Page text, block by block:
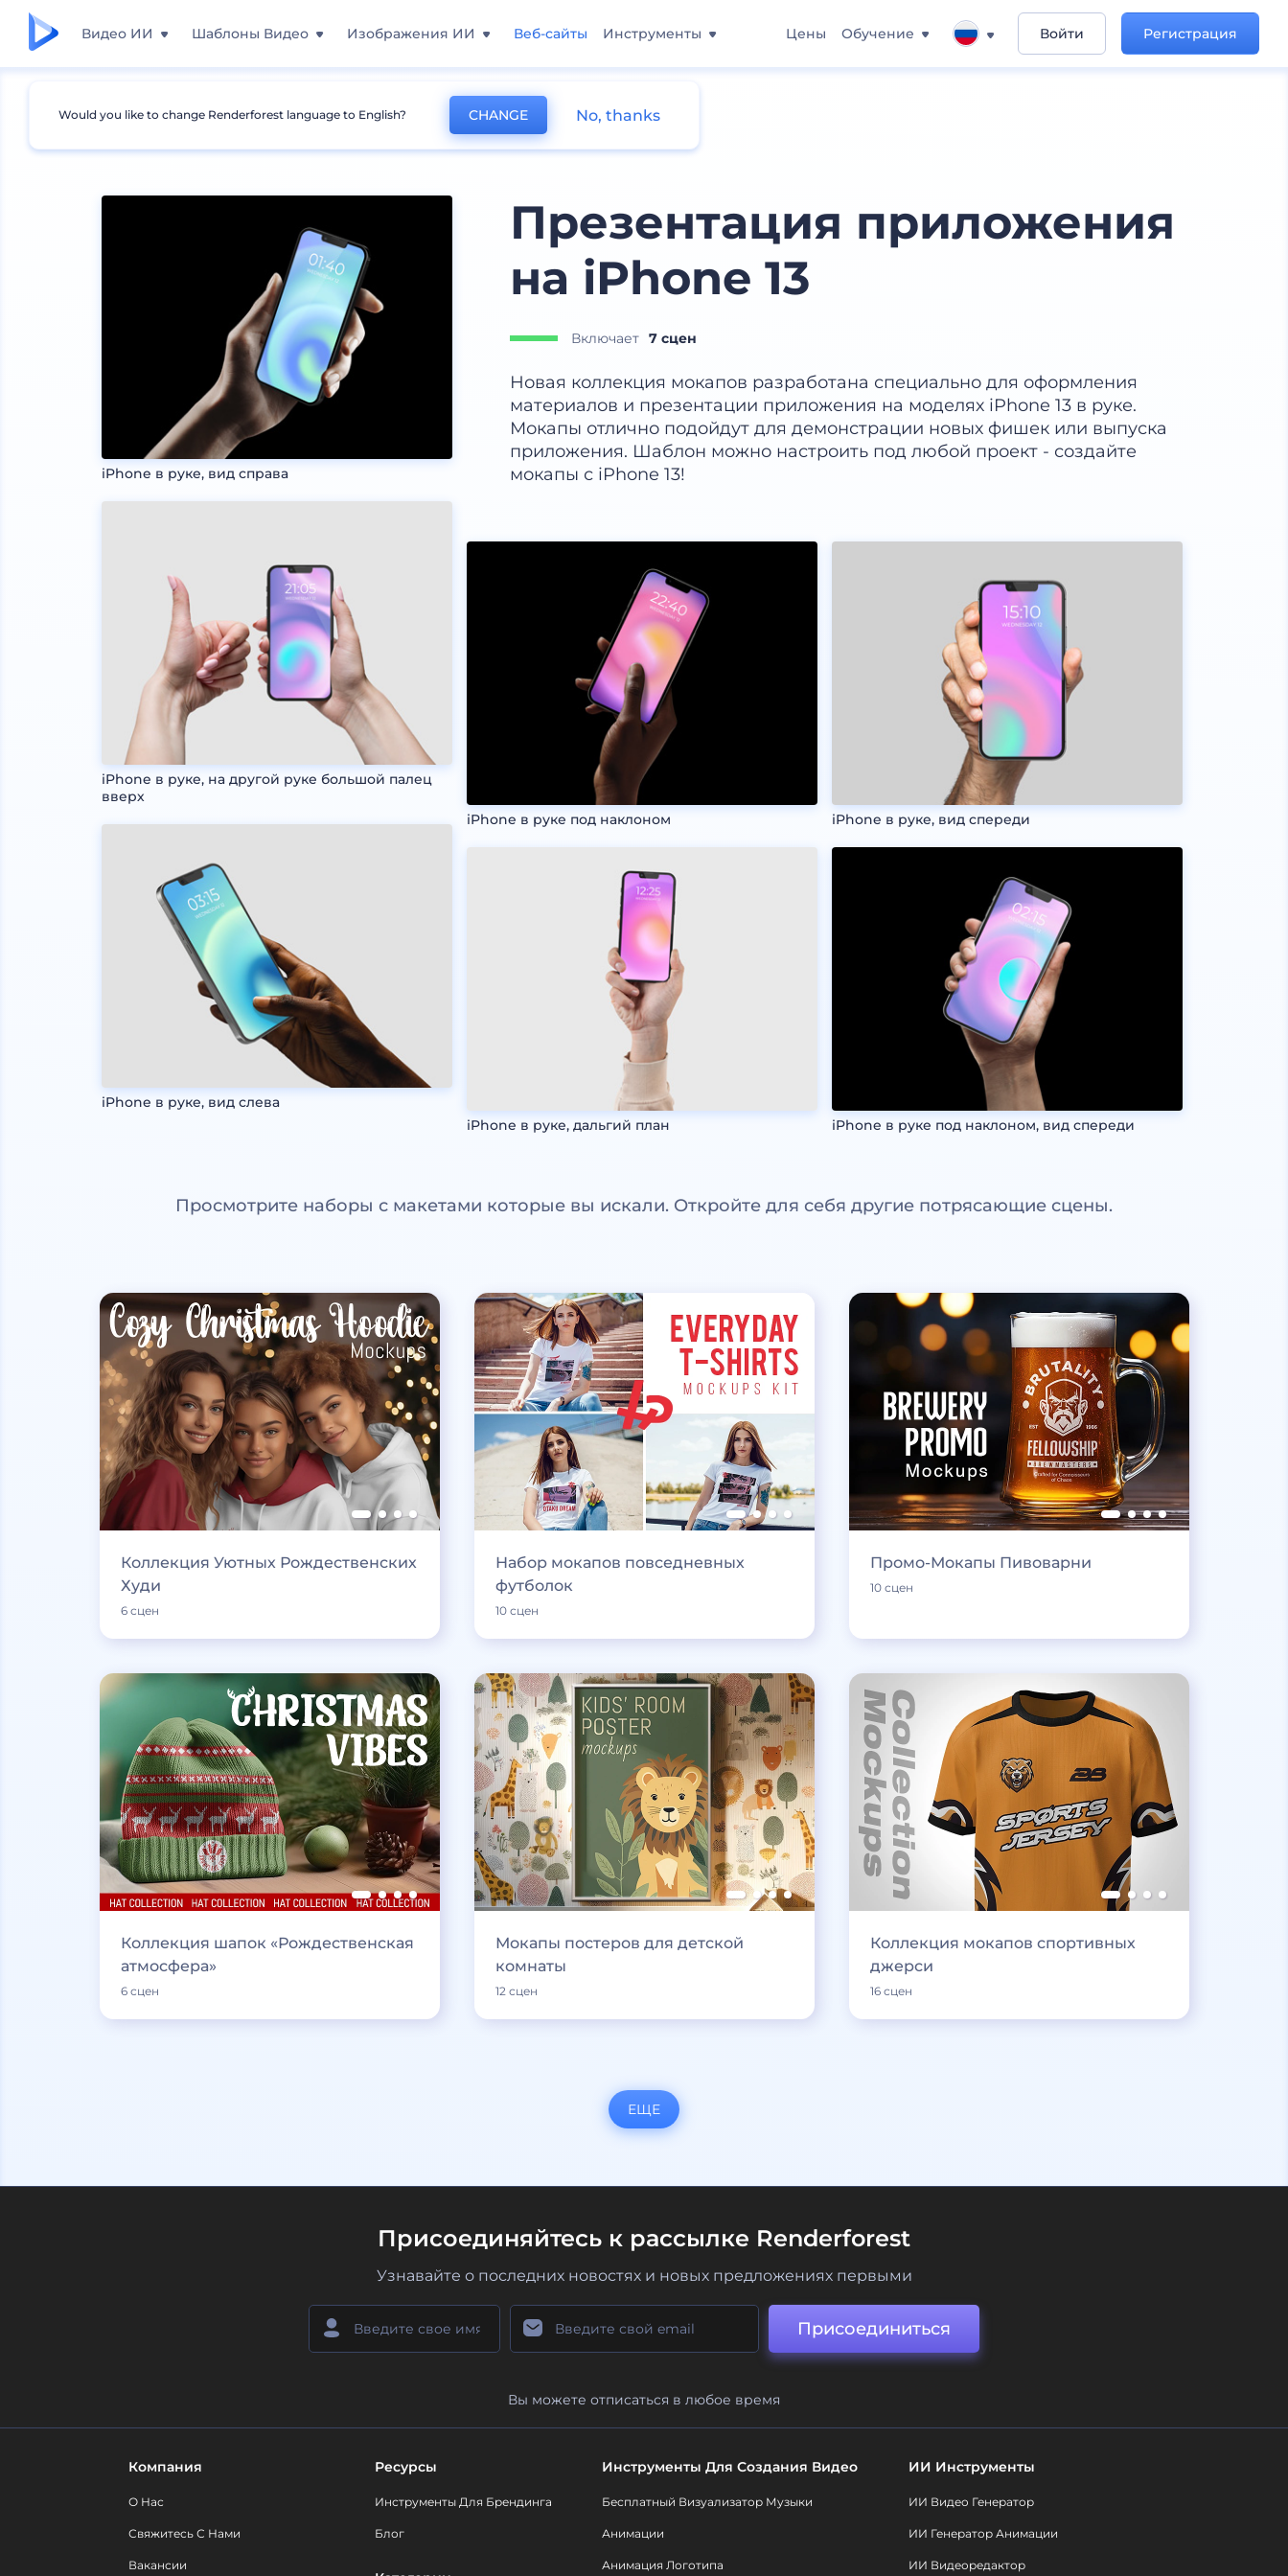
Видео ИИ Шаблоны Видео Изображения ИИ Веб-сайты Инструменты Цены Обучение Войти Регистрация
Мокапы Устройства Мокапы iPhone
iPhone в руке, вид справа
iPhone в руке, на другой руке большой палец
вверх
iPhone в руке, вид слева
Презентация приложения
на iPhone 13
Включает 7 сцен
Новая коллекция мокапов разработана специально для оформления
материалов и презентации приложения на моделях iPhone 13 в руке.
Мокапы отлично подойдут для демонстрации новых фишек или выпуска
приложения. Шаблон можно настроить под любой проект - создайте
мокапы с iPhone 13!
iPhone в руке под наклоном
iPhone в руке, дальгий план
iPhone в руке, вид спереди
iPhone в руке под наклоном, вид спереди
Просмотрите наборы с макетами которые вы искали. Откройте для себя другие потрясающие сцены.
Коллекция Уютных Рождественских
Худи
6 сцен
Набор мокапов повседневных
футболок
10 сцен
Промо-Мокапы Пивоварни
10 сцен
Коллекция шапок «Рождественская
атмосфера»
6 сцен
Мокапы постеров для детской
комнаты
12 сцен
Коллекция мокапов спортивных
джерси
16 сцен
ЕЩЕ
Присоединяйтесь к рассылке Renderforest
Узнавайте о последних новостях и новых предложениях первыми
Присоединиться
Вы можете отписаться в любое время
Компания
О Нас
Свяжитесь С Нами
Вакансии
Ресурсы
Инструменты Для Брендинга
Блог
Инструменты Для Создания Видео
Бесплатный Визуализатор Музыки
Анимации
Анимация Логотипа
ИИ Инструменты
ИИ Видео Генератор
ИИ Генератор Анимации
ИИ Видеоредактор
Would you like to change Renderforest language to English? CHANGE No, thanks